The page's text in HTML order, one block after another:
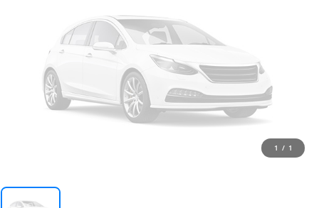
1 / 1